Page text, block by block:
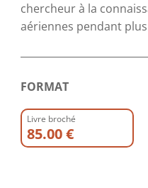
chercheur à la
aériennes pendant
FORMAT
Livre broché
85.00 €